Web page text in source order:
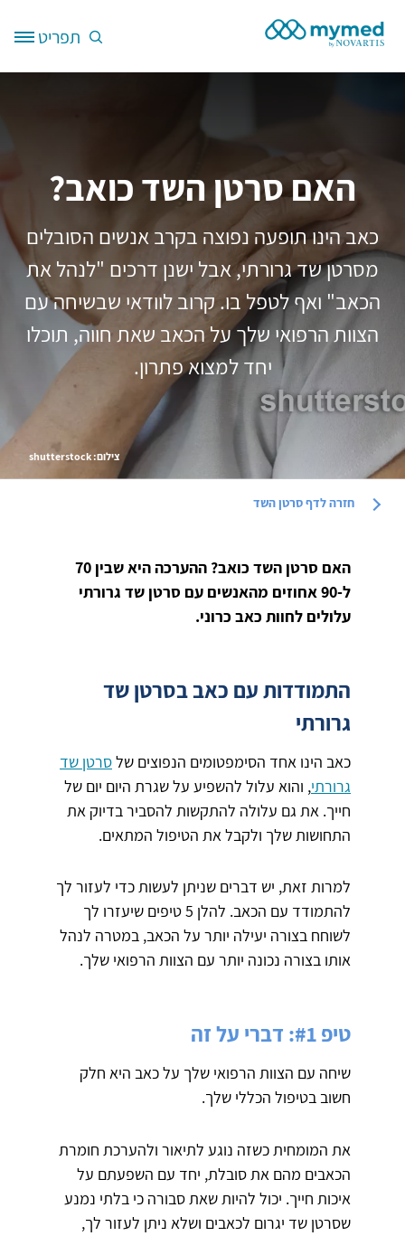
Site Logo תפריט
האם סרטן השד כואב?
כאב הינו תופעה נפוצה בקרב אנשים הסובלים
מסרטן שד גרורתי, אבל ישנן דרכים "לנהל את
הכאב" ואף לטפל בו. קרוב לוודאי שבשיחה עם
הצוות הרפואי שלך על הכאב שאת חווה, תוכלו
יחד למצוא פתרון.
צילום: shutterstock
חזרה לדףסרטן השד
האם סרטן השד כואב? ההערכה היא שבין 70
ל-90 אחוזים מהאנשים עם סרטן שד גרורתי
עלולים לחוות כאב כרוני.
התמודדות עם כאב בסרטן שד
גרורתי
כאב הינו אחד הסימפטומים הנפוצים שלסרטן שד
גרורתי, והוא עלול להשפיע על שגרת היום יום של
חייך. את גם עלולה להתקשות להסביר בדיוק את
התחושות שלך ולקבל את הטיפול המתאים.
למרות זאת, יש דברים שניתן לעשות כדי לעזור לך
להתמודד עם הכאב. להלן 5 טיפים שיעזרו לך
לשוחח בצורה יעילה יותר על הכאב, במטרה לנהל
אותו בצורה נכונה יותר עם הצוות הרפואי שלך.
טיפ #1: דברי על זה
שיחה עם הצוות הרפואי שלך על כאב היא חלק
חשוב בטיפול הכללי שלך.
את המומחית כשזה נוגע לתיאור ולהערכת חומרת
הכאבים מהם את סובלת, יחד עם השפעתם על
איכות חייך. יכול להיות שאת סבורה כי בלתי נמנע
שסרטן שד יגרום לכאבים ושלא ניתן לעזור לך,